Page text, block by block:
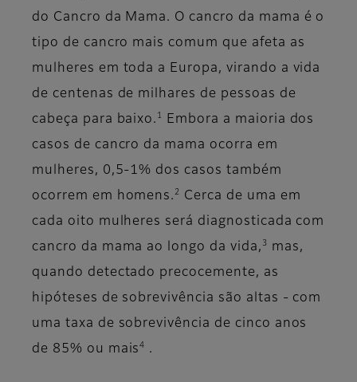
do Cancro da Mama. O cancro da mama é o
tipo de cancro mais comum que afeta as
mulheres em toda a Europa, virando a vida
de centenas de milhares de pessoas de
cabeça para baixo.
Embora a maioria dos
casos de cancro da mama ocorra em
mulheres, 0,5-1% dos casos também
ocorrem em homens. 2
Cerca de uma em
cada oito mulheres será diagnosticada com
cancro da mama ao longo da vida, 3
mas,
quando detectado precocemente, as
hipóteses de sobrevivência são altas - com
uma taxa de sobrevivência de cinco anos
de 85% ou mais4 .